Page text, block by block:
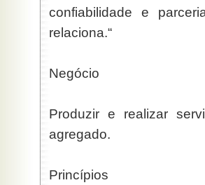
confiabilidade e
relaciona.“
Negócio
Produzir e realizar
agregado.
Princípios